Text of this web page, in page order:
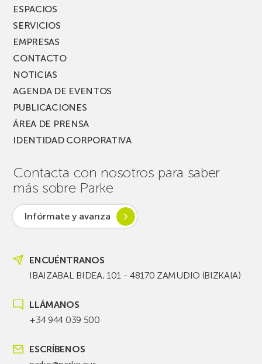
ESPACIOS
SERVICIOS
EMPRESAS
CONTACTO
NOTICIAS
AGENDA DE EVENTOS
PUBLICACIONES
ÁREA DE PRENSA
IDENTIDAD CORPORATIVA
Contacta con nosotros para saber
más sobre Parke
Infórmate y avanza
ENCUÉNTRANOS
IBAIZABAL BIDEA, 101 - 48170 ZAMUDIO (BIZKAIA)
LLÁMANOS
+34 944 039 500
ESCRÍBENOS